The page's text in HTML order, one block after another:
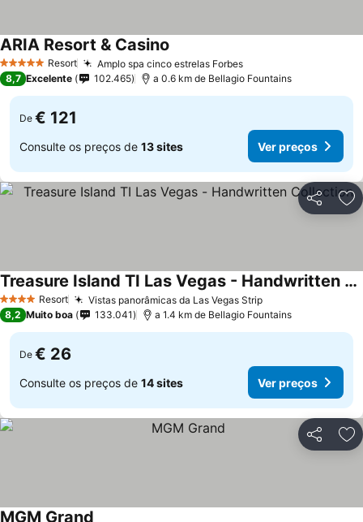
5 Estrelas Resort Amplo spa cinco estrelas Forbes
ARIA Resort & Casino
8,7 Excelente 102.465 a 0.6 km de Bellagio Fountains
De € 121
Consulte os preços de 13 sites Ver preços
Partilhar
4 EstrelasResort Vistas panorâmicas da Las Vegas Strip
Treasure Island TI Las Vegas - Handwritten Collection
8,2 Muito boa 133.041 a 1.4 km de Bellagio Fountains
De € 26
Consulte os preços de 14 sites Ver preços
Partilhar
MGM Grand